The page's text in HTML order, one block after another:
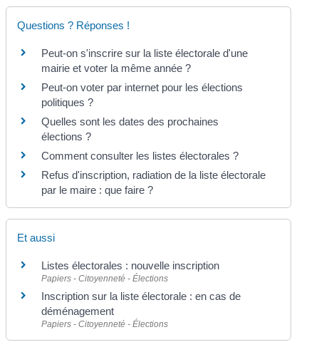
Questions ? Réponses !
Peut-on s'inscrire sur la liste électorale d'une
mairie et voter la même année ?
Peut-on voter par internet pour les élections
politiques ?
Quelles sont les dates des prochaines
élections ?
Comment consulter les listes électorales ?
Refus d'inscription, radiation de la liste électorale
par le maire : que faire ?
Et aussi
Listes électorales : nouvelle inscription
Papiers - Citoyenneté - Élections
Inscription sur la liste électorale : en cas de
déménagement
Papiers - Citoyenneté - Élections